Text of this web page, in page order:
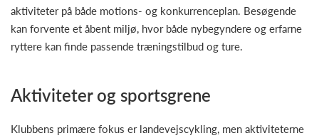
aktiviteter på både motions- og konkurrenceplan. Besøgende
kan forvente et åbent miljø, hvor både nybegyndere og erfarne
ryttere kan finde passende træningstilbud og ture.
Aktiviteter og sportsgrene
Klubbens primære fokus er landevejscykling, men aktiviteterne